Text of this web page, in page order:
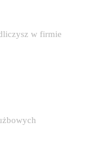
w firmie